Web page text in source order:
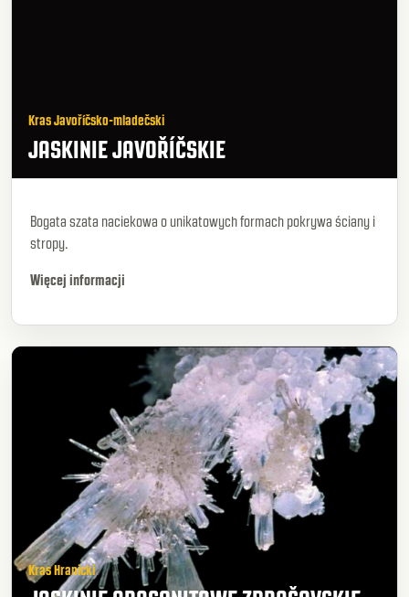
Kras Javoříčsko-mladečski
JASKINIE JAVOŘÍČSKIE
Bogata szata naciekowa o unikatowych formach pokrywa ściany i
stropy.
Więcej informacji
Kras Hranicki